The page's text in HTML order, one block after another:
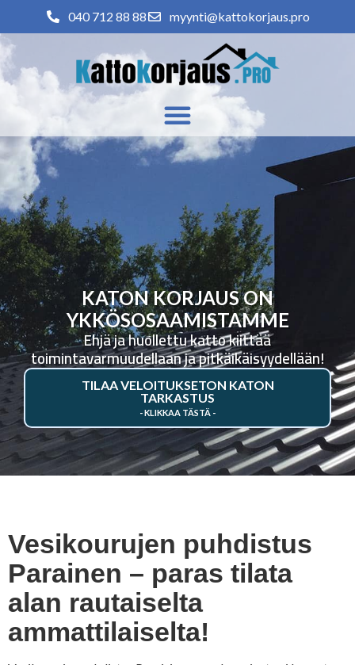
040 712 88 88 myynti@kattokorjaus.pro
KATON KORJAUS ON
YKKÖSOSAAMISTAMME
Ehjä ja huollettu katto kiittää
toimintavarmuudellaan ja pitkäikäisyydellään!
TILAA VELOITUKSETON KATON
TARKASTUS
Vesikourujen puhdistus
Parainen – paras tilata
alan rautaiselta
ammattilaiselta!